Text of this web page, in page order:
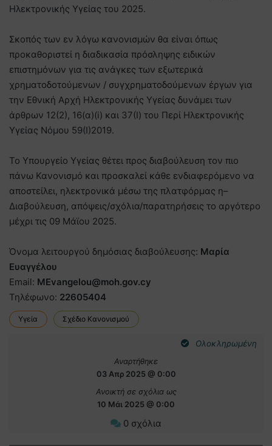
Ηλεκτρονικής Υγείας του 2025.
Σκοπός των εν λόγω κανονισμών θα είναι όπως
προκαθοριστεί η διαδικασία πρόσληψης ειδικών
επιστημόνων για τις ανάγκες των εξωτερικά
χρηματοδοτούμενων / συγχρηματοδούμενων έργων για
την Εθνική Αρχή Ηλεκτρονικής Υγείας δυνάμει των
άρθρων 12(2), 16(α)(i) και 37(Ι) του Περί Ηλεκτρονικής
Υγείας Νόμου 59(Ι)2019.
To Υπουργείο Υγείας θέτει προς διαβούλευση τον πιο
πάνω Κανονισμό και προσκαλεί κάθε ενδιαφερόμενο να
αποστείλει, ηλεκτρονικά μέσω της πλατφόρμας η–
Διαβούλευση, απόψεις/σχόλια/παρατηρήσεις το αργότερο
μέχρι τις 09 Μάϊου 2025.
Όνομα λειτουργού δημόσιας διαβούλευσης: Μαρία
Ευαγγέλου
Email: MEvangelou@moh.gov.cy
Τηλέφωνο: 22605404
Υγεία Σχέδιο Κανονισμού
Ολοκληρωμένη
Αναρτήθηκε
03 Απρ 2025 @ 0:00
Ανοικτή σε σχόλια ως
10 Μάι 2025 @ 0:00
0 σχόλια